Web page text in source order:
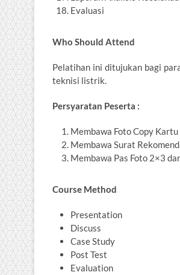
Evaluasi
Who Should Attend
Pelatihan ini ditujukan bagi
teknisi listrik.
Persyaratan Peserta :
Membawa Foto Copy
Membawa Surat
Membawa Pas Foto 2×3
Course Method
Presentation
Discuss
Case Study
Post Test
Evaluation